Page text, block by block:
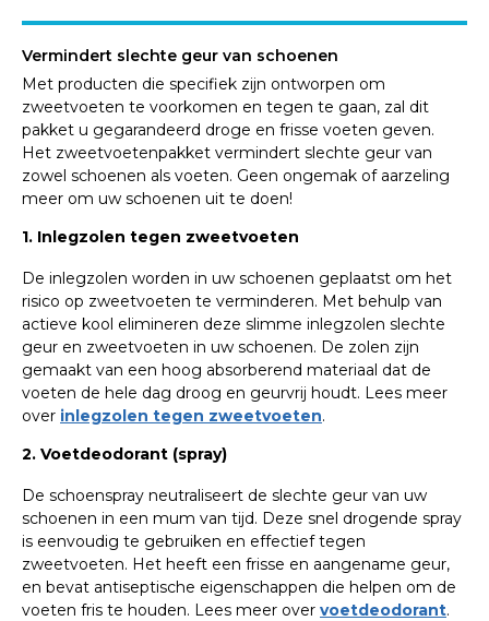
Vermindert slechte geur van schoenen
Met producten die specifiek zijn ontworpen om
zweetvoeten te voorkomen en tegen te gaan, zal dit
pakket u gegarandeerd droge en frisse voeten geven.
Het zweetvoetenpakket vermindert slechte geur van
zowel schoenen als voeten. Geen ongemak of aarzeling
meer om uw schoenen uit te doen!
1. Inlegzolen tegen zweetvoeten
De inlegzolen worden in uw schoenen geplaatst om het
risico op zweetvoeten te verminderen. Met behulp van
actieve kool elimineren deze slimme inlegzolen slechte
geur en zweetvoeten in uw schoenen. De zolen zijn
gemaakt van een hoog absorberend materiaal dat de
voeten de hele dag droog en geurvrij houdt. Lees meer
over inlegzolen tegen zweetvoeten.
2. Voetdeodorant (spray)
De schoenspray neutraliseert de slechte geur van uw
schoenen in een mum van tijd. Deze snel drogende spray
is eenvoudig te gebruiken en effectief tegen
zweetvoeten. Het heeft een frisse en aangename geur,
en bevat antiseptische eigenschappen die helpen om de
voeten fris te houden. Lees meer over voetdeodorant.